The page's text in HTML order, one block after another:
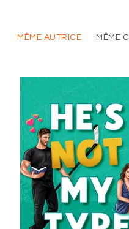
MÊME AUTRICE MÊME